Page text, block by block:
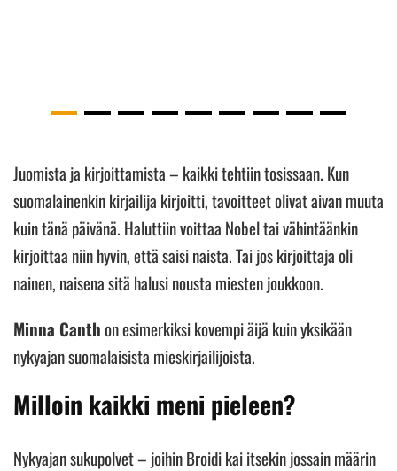
Juomista ja kirjoittamista – kaikki tehtiin tosissaan. Kun
suomalainenkin kirjailija kirjoitti, tavoitteet olivat aivan muuta
kuin tänä päivänä. Haluttiin voittaa Nobel tai vähintäänkin
kirjoittaa niin hyvin, että saisi naista. Tai jos kirjoittaja oli
nainen, naisena sitä halusi nousta miesten joukkoon.
Minna Canthon esimerkiksi kovempi äijä kuin yksikään
nykyajan suomalaisista mieskirjailijoista.
Milloin kaikki meni pieleen?
Nykyajan sukupolvet – joihin Broidi kai itsekin jossain määrin